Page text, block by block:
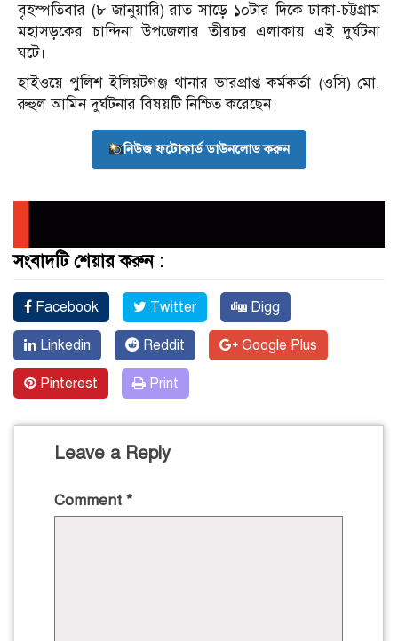
বৃহস্পতিবার (৮ জানুয়ারি) রাত সাড়ে ১০টার দিকে ঢাকা-চট্টগ্রাম
মহাসড়কের চান্দিনা উপজেলার তীরচর এলাকায় এই দুর্ঘটনা
ঘটে।
হাইওয়ে পুলিশ ইলিয়টগঞ্জ থানার ভারপ্রাপ্ত কর্মকর্তা (ওসি) মো.
রুহুল আমিন দুর্ঘটনার বিষয়টি নিশ্চিত করেছেন।
নিউজ ফটোকার্ড ডাউনলোড করুন
সংবাদটি শেয়ার করুন :
Facebook Twitter Digg
Linkedin Reddit Google Plus
Pinterest Print
Leave a Reply
Comment *